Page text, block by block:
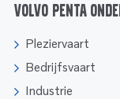
Volvo Penta
Pleziervaart
Bedrijfsvaart
Industrie